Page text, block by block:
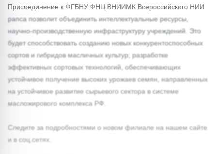
Присоединение к ФГБНУ ФНЦ ВНИИМК Всероссийского НИИ
рапса позволит объединить интеллектуальные ресурсы,
научно-производственную инфраструктуру учреждений. Это
будет способствовать созданию новых конкурентоспособных
сортов и гибридов масличных культур; разработке
эффективных сортовых технологий, обеспечивающих
устойчивое получение высоких урожаев семян, направленных
на устойчивое развитие сырьевого сектора в системе
масложирового комплекса РФ.
Следите за подробностями о новом филиале на нашем сайте
и в соц.сетях.